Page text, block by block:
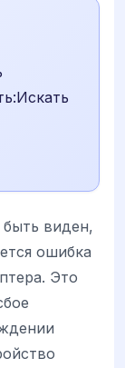
виден,
ошибка
Это